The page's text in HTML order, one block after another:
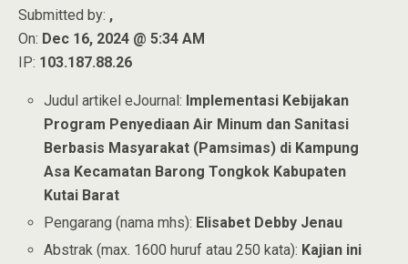
Submitted by: ,
On: Dec 16, 2024 @ 5:34 AM
IP: 103.187.88.26
Judul artikel eJournal: Implementasi Kebijakan
Program Penyediaan Air Minum dan Sanitasi
Berbasis Masyarakat (Pamsimas) di Kampung
Asa Kecamatan Barong Tongkok Kabupaten
Kutai Barat
Pengarang (nama mhs): Elisabet Debby Jenau
Abstrak (max. 1600 huruf atau 250 kata): Kajian ini